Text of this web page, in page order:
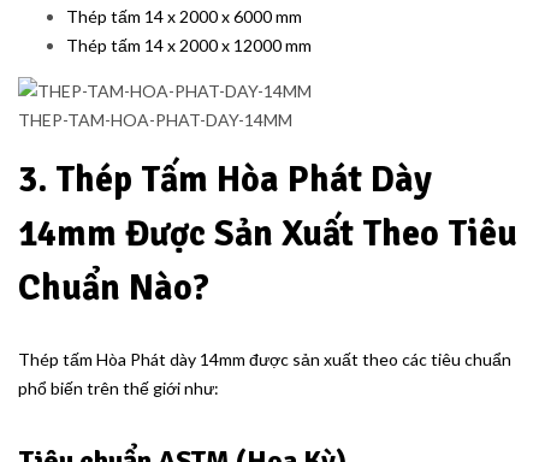
Thép tấm 14 x 2000 x 6000 mm
Thép tấm 14 x 2000 x 12000 mm
THEP-TAM-HOA-PHAT-DAY-14MM
3. Thép Tấm Hòa Phát Dày
14mm Được Sản Xuất Theo Tiêu
Chuẩn Nào?
Thép tấm Hòa Phát dày 14mm được sản xuất theo các tiêu chuẩn
phổ biến trên thế giới như: